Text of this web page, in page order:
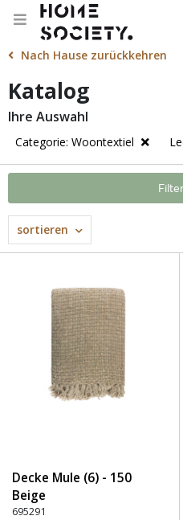
Nach Hause zurückkehren
Katalog
Ihre Auswahl
Categorie: Woontextiel
Filter
sortieren
Decke Mule (6) - 150
Beige
695291